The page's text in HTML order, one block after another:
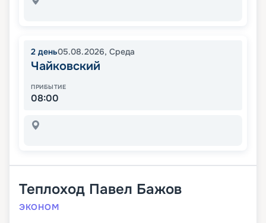
2 день05.08.2026, Среда
Чайковский
ПРИБЫТИЕ
08:00
Теплоход Павел Бажов
ЭКОНОМ